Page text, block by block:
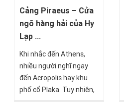
Cảng Piraeus – Cửa
ngõ hàng hải của Hy
Lạp ...
Khi nhắc đến Athens,
nhiều người nghĩ ngay
đến Acropolis hay khu
phố cổ Plaka. Tuy nhiên,